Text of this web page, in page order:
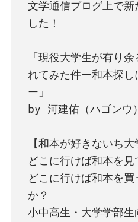
文学通信ブログ上で新
した！
「現役大学生が有り
れてみた件ー和本探し
ー」
by 河建佑（ハゴンウ）
【和本が好きないち大
どこに行けば和本を見
どこに行けば和本を
か？
小中高生・大学学部生